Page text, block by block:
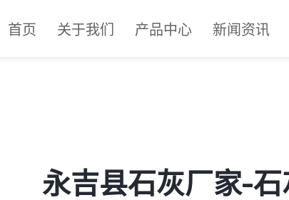
首页 关于我们 产品中心 新闻资讯
永吉县石灰厂家-石